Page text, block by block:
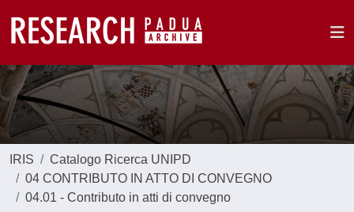
IRIS
Catalogo Ricerca UNIPD
04 CONTRIBUTO IN ATTO DI CONVEGNO
04.01 - Contributo in atti di convegno